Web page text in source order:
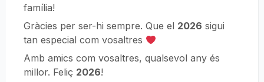
família!
Gràcies per ser-hi sempre. Que el 2026 sigui
tan especial com vosaltres
Amb amics com vosaltres, qualsevol any és
millor. Feliç 2026!